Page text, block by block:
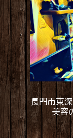
長門市東
美容